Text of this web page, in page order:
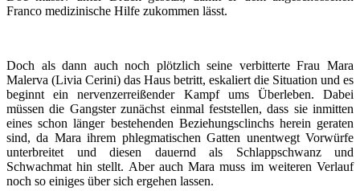
Franco medizinische Hilfe zukommen lässt.
Doch als dann auch noch plötzlich seine verbitterte Frau Mara
Malerva (Livia Cerini) das Haus betritt, eskaliert die Situation und es
beginnt ein nervenzerreißender Kampf ums Überleben. Dabei
müssen die Gangster zunächst einmal feststellen, dass sie inmitten
eines schon länger bestehenden Beziehungsclinchs herein geraten
sind, da Mara ihrem phlegmatischen Gatten unentwegt Vorwürfe
unterbreitet und diesen dauernd als Schlappschwanz und
Schwachmat hin stellt. Aber auch Mara muss im weiteren Verlauf
noch so einiges über sich ergehen lassen.